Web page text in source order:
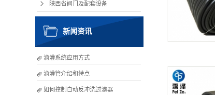
陕西省阀门及配套设备
新闻资讯
滴灌系统应用方式
滴灌管介绍和特点
如何控制自动反冲洗过滤器